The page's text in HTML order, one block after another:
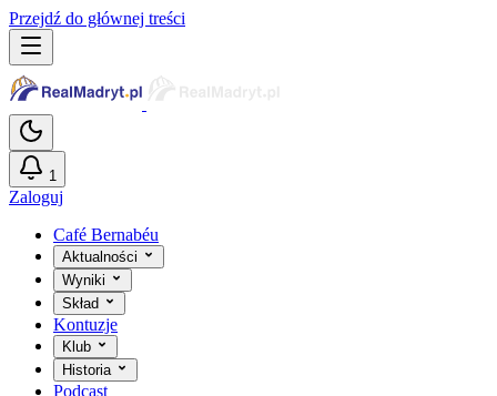
Przejdź do głównej treści
1
Zaloguj
Café Bernabéu
Aktualności
Wyniki
Skład
Kontuzje
Klub
Historia
Podcast